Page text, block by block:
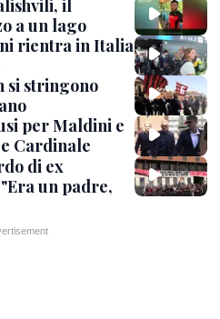
il
a un lago
rientra in Italia
si stringono
per Maldini e
Cardinale
di ex
un padre,